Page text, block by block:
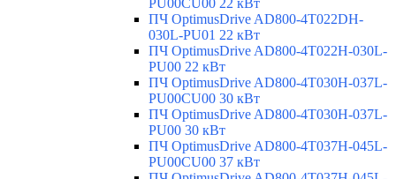
PU00CU00 22 кВт
ПЧ OptimusDrive AD800-4T022DH-
030L-PU01 22 кВт
ПЧ OptimusDrive AD800-4T022H-030L-
PU00 22 кВт
ПЧ OptimusDrive AD800-4T030H-037L-
PU00CU00 30 кВт
ПЧ OptimusDrive AD800-4T030H-037L-
PU00 30 кВт
ПЧ OptimusDrive AD800-4T037H-045L-
PU00CU00 37 кВт